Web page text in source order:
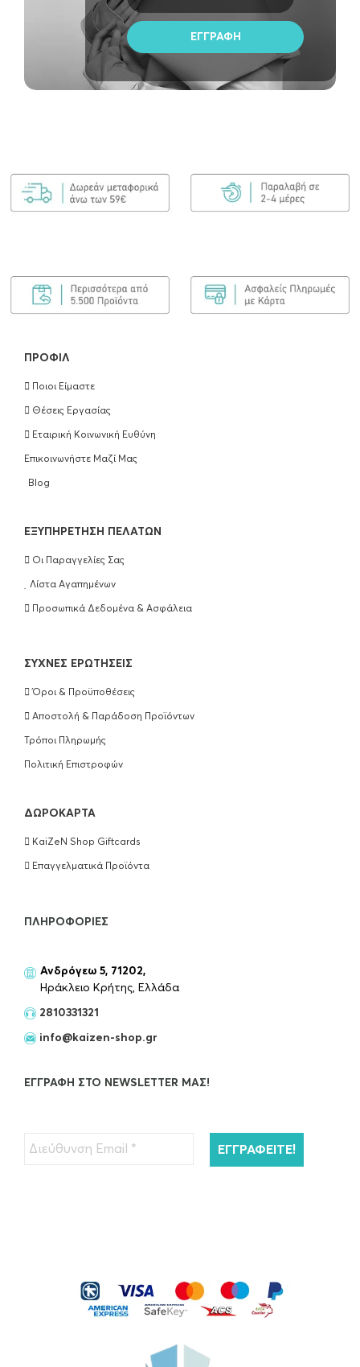
ΠΡΟΦΊΛ
Ποιοι Είμαστε
Θέσεις Εργασίας
Εταιρική Κοινωνική Ευθύνη
Επικοινωνήστε Μαζί Μας
Blog
EΞΥΠΗΡΈΤΗΣΗ ΠΕΛΑΤΏΝ
Οι Παραγγελίες Σας
Λίστα Αγαπημένων
Προσωπικά Δεδομένα & Ασφάλεια
ΣΥΧΝΈΣ ΕΡΩΤΉΣΕΙΣ
Όροι & Προϋποθέσεις
Αποστολή & Παράδοση Προϊόντων
Τρόποι Πληρωμής
Πολιτική Επιστροφών
ΔΩΡΟΚΆΡΤΑ
KaiZeN Shop Giftcards
Επαγγελματικά Προϊόντα
ΠΛΗΡΟΦΟΡΊΕΣ
Ανδρόγεω 5, 71202,
Ηράκλειο Κρήτης, Ελλάδα
2810331321
info@kaizen-shop.gr
ΕΓΓΡΑΦΉ ΣΤΟ NEWSLETTER ΜΑΣ!